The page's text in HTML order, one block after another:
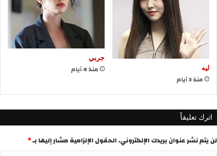
ليه
منذ 3 أيام
جربي
منذ 4 أيام
اترك تعليقاً
لن يتم نشر عنوان بريدك الإلكتروني. الحقول الإلزامية مشار إليها بـ*